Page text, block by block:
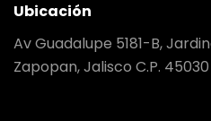
Ubicación
Av Guadalupe 5181-B,
Zapopan, Jalisco C.P. 45030